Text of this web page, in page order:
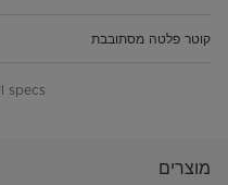
קוטר פלטה מסתובבת
specs
מוצרים